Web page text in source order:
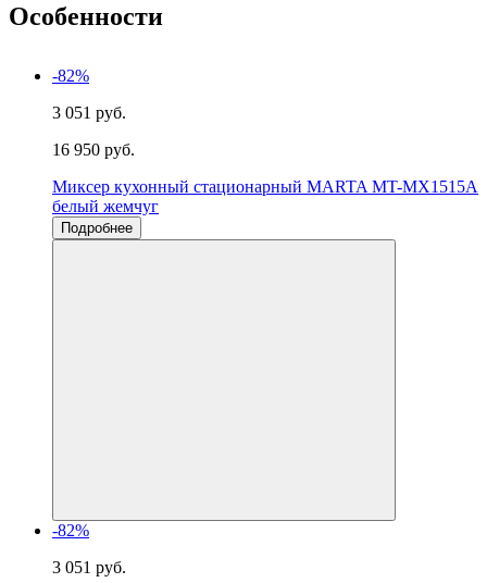
Особенности
-82%
3 051 руб.
16 950 руб.
Миксер кухонный стационарный MARTA MT-MX1515A
белый жемчуг
Подробнее
-82%
3 051 руб.